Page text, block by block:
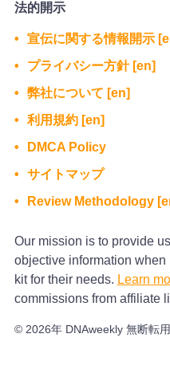
法的開示
宣伝に関する情報開示
プライバシー方針 [en]
弊社について [en]
利用規約 [en]
DMCA Policy
サイトマップ
Review Methodology
Our mission is to provide
objective information
kit for their needs. Learn
commissions from affiliate
© 2026年 DNAweekly 無断転